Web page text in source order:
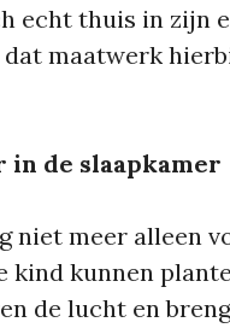
echt thuis in zijn
dat maatwerk
in de slaapkamer
niet meer alleen
kind kunnen
de lucht en